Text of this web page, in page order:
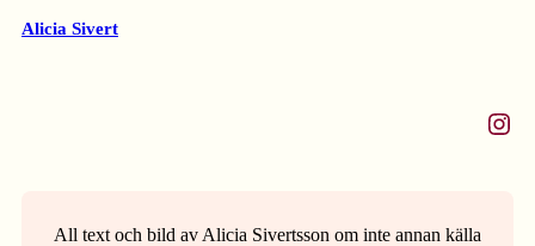
Alicia Sivert
Instagram
All text och bild av Alicia Sivertsson om inte annan källa